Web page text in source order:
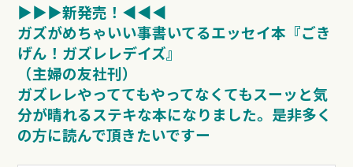
▶︎▶︎▶︎新発売！◀︎︎︎︎︎︎◀︎◀︎
ガズがめちゃいい事書いてるエッセイ本『ごき
げん！ガズレレデイズ』
（主婦の友社刊）
ガズレレやっててもやってなくてもスーッと気
分が晴れるステキな本になりました。 是非多く
の方に読んで頂きたいですー